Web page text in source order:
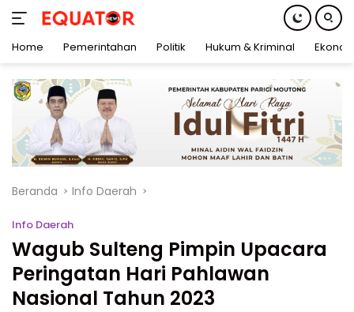
konten
Home Pemerintahan Politik Hukum & Kriminal
Beranda Info Daerah
Info Daerah
Wagub Sulteng Pimpin Upacara
Peringatan Hari Pahlawan
Nasional Tahun 2023